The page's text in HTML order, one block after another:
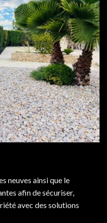
neuves ainsi que le
afin de sécuriser,
avec des solutions